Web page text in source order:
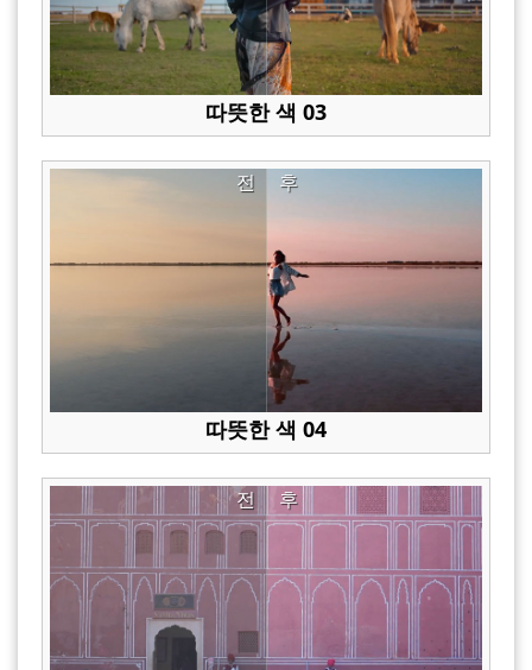
따뜻한 색 03
후
전
따뜻한 색 04
후
전